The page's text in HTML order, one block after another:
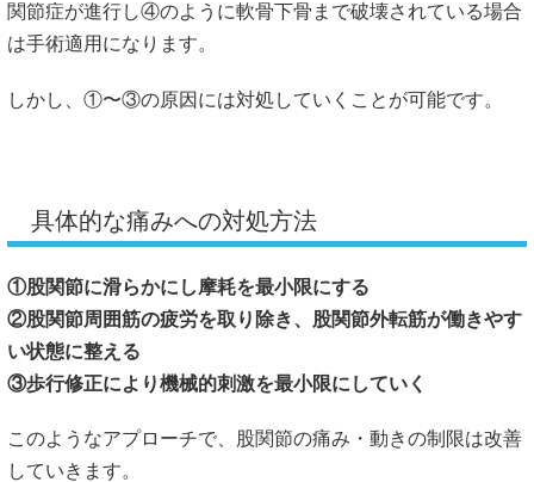
関節症が進行し④のように軟骨下骨まで破壊されている場合
は手術適用になります。
しかし、①〜③の原因には対処していくことが可能です。
具体的な痛みへの対処方法
①股関節に滑らかにし摩耗を最小限にする
②股関節周囲筋の疲労を取り除き、股関節外転筋が働きやす
い状態に整える
③歩行修正により機械的刺激を最小限にしていく
このようなアプローチで、股関節の痛み・動きの制限は改善
していきます。